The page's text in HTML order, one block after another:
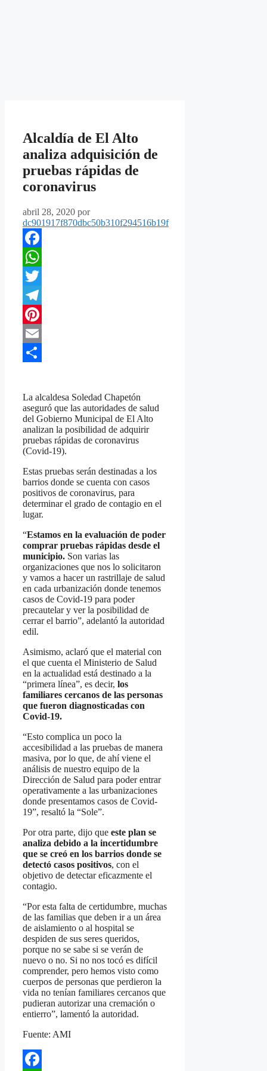
Alcaldía de El Alto
analiza adquisición de
pruebas rápidas de
coronavirus
abril 28, 2020 por
dc901917f870dbc50b310f294516b19f
Facebook
WhatsApp
Twitter
Telegram
Pinterest
Email
La alcaldesa Soledad Chapetón
aseguró que las autoridades de salud
del Gobierno Municipal de El Alto
analizan la posibilidad de adquirir
pruebas rápidas de coronavirus
(Covid-19).
Estas pruebas serán destinadas a los
barrios donde se cuenta con casos
positivos de coronavirus, para
determinar el grado de contagio en el
lugar.
“Estamos en la evaluación de poder
comprar pruebas rápidas desde el
municipio. Son varias las
organizaciones que nos lo solicitaron
y vamos a hacer un rastrillaje de salud
en cada urbanización donde tenemos
casos de Covid-19 para poder
precautelar y ver la posibilidad de
cerrar el barrio”, adelantó la autoridad
edil.
Asimismo, aclaró que el material con
el que cuenta el Ministerio de Salud
en la actualidad está destinado a la
“primera línea”, es decir, los
familiares cercanos de las personas
que fueron diagnosticadas con
Covid-19.
“Esto complica un poco la
accesibilidad a las pruebas de manera
masiva, por lo que, de ahí viene el
análisis de nuestro equipo de la
Dirección de Salud para poder entrar
operativamente a las urbanizaciones
donde presentamos casos de Covid-
19”, resaltó la “Sole”.
Por otra parte, dijo que este plan se
analiza debido a la incertidumbre
que se creó en los barrios donde se
detectó casos positivos, con el
objetivo de detectar eficazmente el
contagio.
“Por esta falta de certidumbre, muchas
de las familias que deben ir a un área
de aislamiento o al hospital se
despiden de sus seres queridos,
porque no se sabe si se verán de
nuevo o no. Si no nos tocó es difícil
comprender, pero hemos visto como
cuerpos de personas que perdieron la
vida no tenían familiares cercanos que
pudieran autorizar una cremación o
entierro”, lamentó la autoridad.
Fuente: AMI